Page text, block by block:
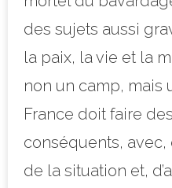
des sujets aussi
la paix, la vie et la
non un camp, mais
France doit faire
conséquents, avec,
de la situation et,